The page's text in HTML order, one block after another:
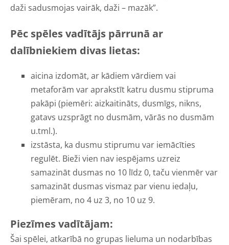
daži sadusmojas vairāk, daži – mazāk”.
Pēc spēles vadītājs pārrunā ar
dalībniekiem divas lietas:
aicina izdomāt, ar kādiem vārdiem vai
metaforām var aprakstīt katru dusmu stipruma
pakāpi (piemēri: aizkaitināts, dusmīgs, nikns,
gatavs uzsprāgt no dusmām, vārās no dusmām
u.tml.).
izstāsta, ka dusmu stiprumu var iemācīties
regulēt. Bieži vien nav iespējams uzreiz
samazināt dusmas no 10 līdz 0, taču vienmēr var
samazināt dusmas vismaz par vienu iedaļu,
piemēram, no 4 uz 3, no 10 uz 9.
Piezīmes vadītājam:
Šai spēlei, atkarībā no grupas lieluma un nodarbības